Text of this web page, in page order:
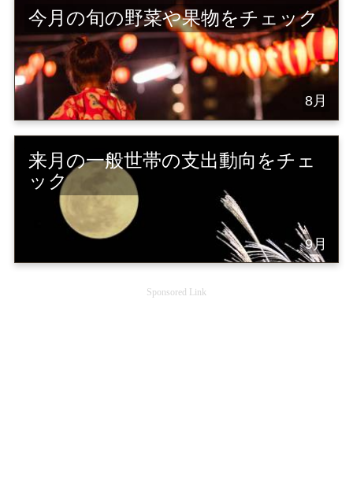
今月の旬の野菜や果物をチェック
8月
来月の一般世帯の支出動向をチェ
ック
9月
Sponsored Link